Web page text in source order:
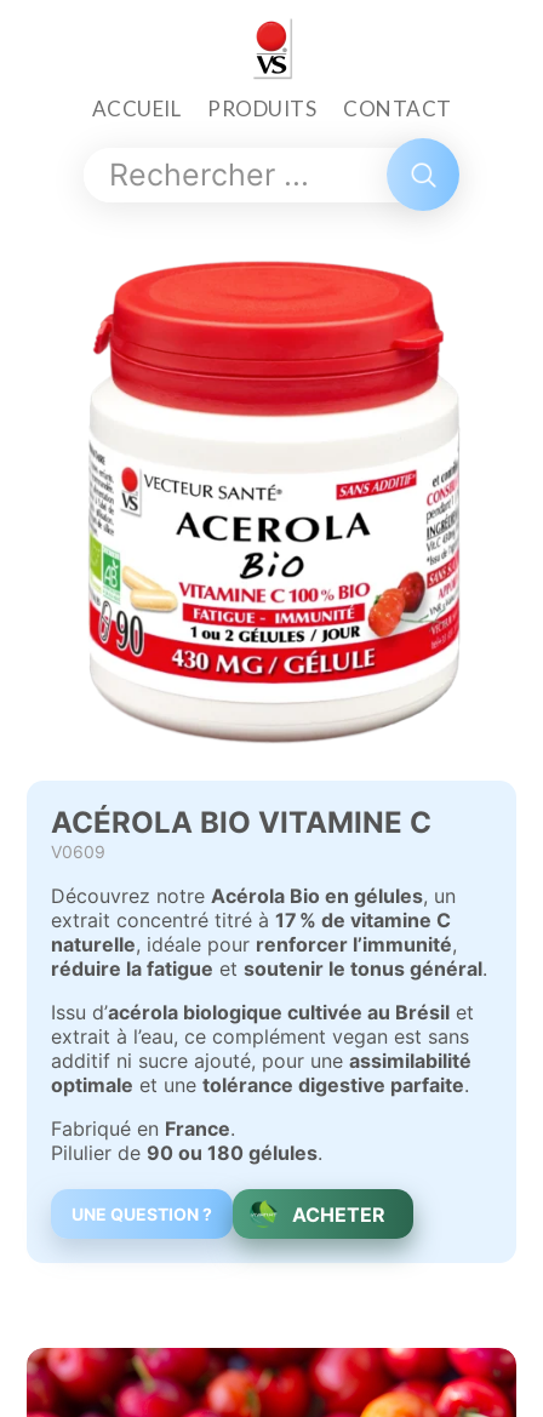
ACCUEIL PRODUITS CONTACT
ACÉROLA BIO VITAMINE C
V0609
Découvrez notreAcérola Bio en gélules, un
extrait concentré titré à17 % de vitamine C
naturelle, idéale pour renforcer l’immunité,
réduire la fatigue etsoutenir le tonus général.
Issu d’acérola biologique cultivée au Brésil et
extrait à l’eau, ce complément vegan est sans
additif ni sucre ajouté, pour uneassimilabilité
optimale et unetolérance digestive parfaite.
Fabriqué en France.
Pilulier de90 ou 180 gélules.
UNE QUESTION ? ACHETER